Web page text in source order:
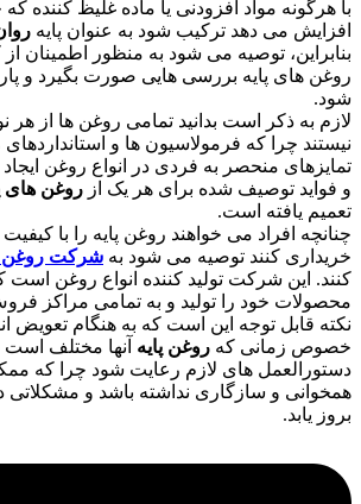
با هرگونه مواد افزودنی یا ماده غلیظ کننده
افزایش می دهد ترکیب شود به عنوان پایهروان
بنابراین، توصیه می شود به منظور اطمینان
روغن های پایه بررسی هایی صورت بگیرد و
شود.
لازم به ذکر است بدانید تمامی روغن ها از هر
نیستند چرا که فرمولاسیون ها و استانداردهای
تمایزهای منحصر به فردی در انواع روغن ایجاد
و فواید توصیف شده برای هر یک از روغن های
تعمیم یافته است.
چنانچه افراد می خواهند روغن پایه را با
خریداری کنند توصیه می شود بهشرکت روغن
کنند. این شرکت تولید کننده انواع روغن است
محصولات خود را تولید و به تمامی مراکز
نکته قابل توجه این است که به هنگام تعویض
خصوص زمانی کهروغن پایهآنها مختلف است
دستورالعمل های لازم رعایت شود چرا که
همخوانی و سازگاری نداشته باشد و مشکلاتی
بروز یابد.